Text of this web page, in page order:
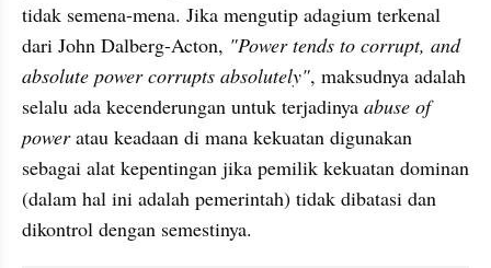
tidak semena-mena. Jika mengutip adagium terkenal
dari John Dalberg-Acton, "Power tends to corrupt, and
absolute power corrupts absolutely", maksudnya adalah
selalu ada kecenderungan untuk terjadinya abuse of
power atau keadaan di mana kekuatan digunakan
sebagai alat kepentingan jika pemilik kekuatan dominan
(dalam hal ini adalah pemerintah) tidak dibatasi dan
dikontrol dengan semestinya.